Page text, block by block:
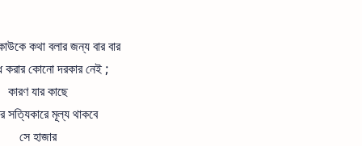
কথা বলার জন্য বার বার
কোনো দরকার নেই ;
কারণ যার কাছে
সত্যিকারে মূল্য থাকবে
সে হাজার